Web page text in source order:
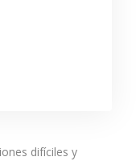
difíciles y